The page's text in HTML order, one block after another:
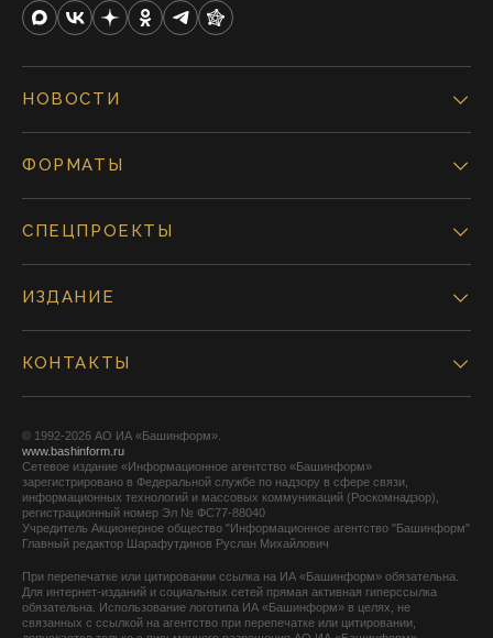
НОВОСТИ
ФОРМАТЫ
СПЕЦПРОЕКТЫ
ИЗДАНИЕ
КОНТАКТЫ
© 1992-2026 АО ИА «Башинформ».
www.bashinform.ru
Сетевое издание «Информационное агентство «Башинформ»
зарегистрировано в Федеральной службе по надзору в сфере связи,
информационных технологий и массовых коммуникаций (Роскомнадзор),
регистрационный номер Эл № ФС77-88040
Учредитель Акционерное общество "Информационное агентство "Башинформ"
Главный редактор Шарафутдинов Руслан Михайлович
При перепечатке или цитировании ссылка на ИА «Башинформ» обязательна.
Для интернет-изданий и социальных сетей прямая активная гиперссылка
обязательна. Использование логотипа ИА «Башинформ» в целях, не
связанных с ссылкой на агентство при перепечатке или цитировании,